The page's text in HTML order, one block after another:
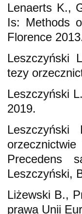
Lenaerts K.,
Is: Methods
Florence
Leszczyński
tezy
Leszczyński
2019.
Precedens
Leszczyński,
Liżewski B.,
prawa Unii